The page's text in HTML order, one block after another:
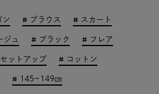
ン ブラウス スカート
ジュ ブラック フレア
セットアップ コットン
145~149㎝